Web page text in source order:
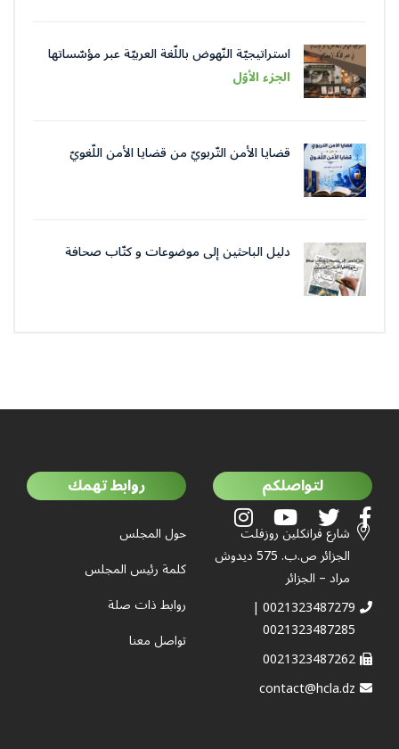
استراتيجيّة النّهوض باللّغة العربيّة عبر مؤسّساتها
في عصر الذّكاء الاصطناعيّ
الجزء الأوّل
قضايا الأمن التّربويّ من قضايا الأمن اللّغويّ
دليل الباحثين إلى موضوعات و كتّاب صحافة
لتواصلكم
شارع فرانكلين روزفلت
الجزائر ص.ب. 575 ديدوش
مراد – الجزائر
0021323487279 |
0021323487285
0021323487262
contact@hcla.dz
روابط تهمك
حول المجلس
كلمة رئيس المجلس
روابط ذات صلة
تواصل معنا